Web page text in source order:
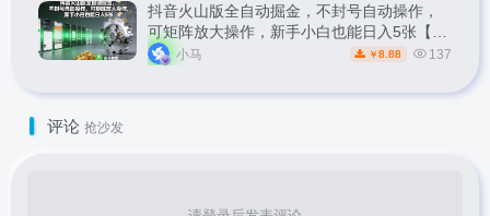
抖音火山版全自动掘金，不封号自动操作，
可矩阵放大操作，新手小白也能日入5张【揭
秘】小马 ￥ 8.88 137
评论 抢沙发